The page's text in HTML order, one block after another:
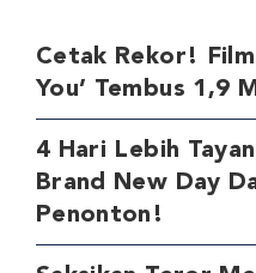
Cetak Rekor!
You’ Tembus 1,9
4 Hari Lebih
Brand New Day
Penonton!